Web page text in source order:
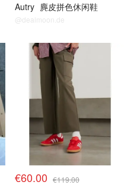
Autry 麂皮拼色休闲鞋
@dealmoon.de
€60.00 €119.00